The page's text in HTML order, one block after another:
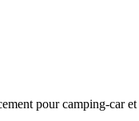
pour camping-car